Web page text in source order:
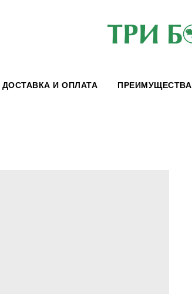
ДОСТАВКА И ОПЛАТА ПРЕИМУЩЕСТВА